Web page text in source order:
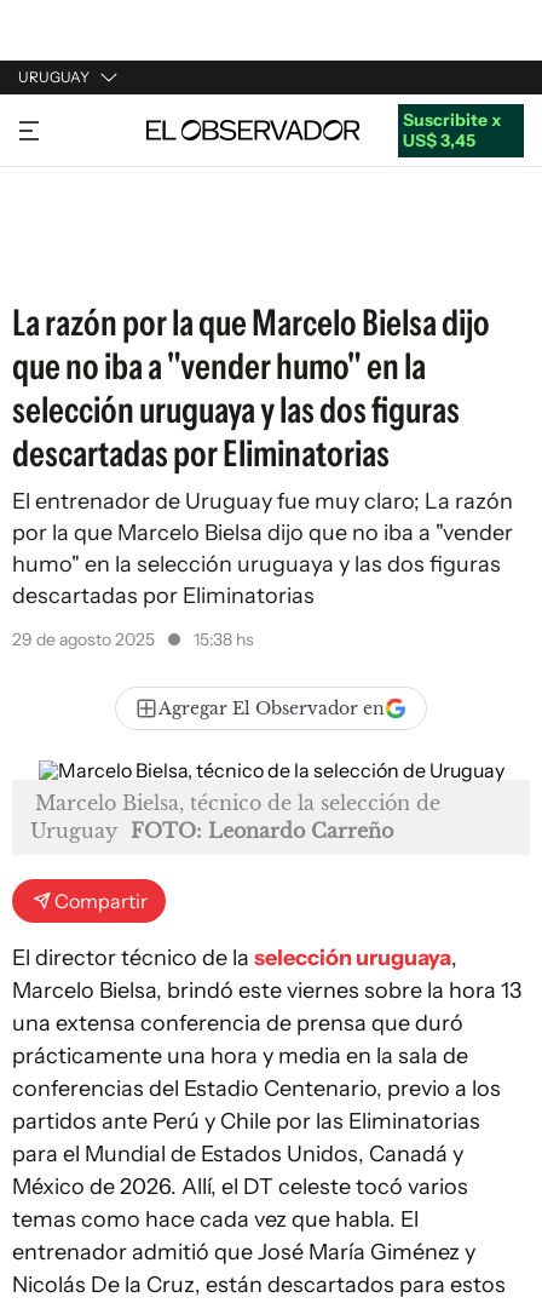
URUGUAY
URUGUAY
ARGENTINA
Suscribite x
US$ 3,45
La razón por la que Marcelo Bielsa dijo
que no iba a "vender humo" en la
selección uruguaya y las dos figuras
descartadas por Eliminatorias
El entrenador de Uruguay fue muy claro; La razón
por la que Marcelo Bielsa dijo que no iba a "vender
humo" en la selección uruguaya y las dos figuras
descartadas por Eliminatorias
29 de agosto 2025 15:38 hs
Agregar El Observador en
Marcelo Bielsa, técnico de la selección de
Uruguay FOTO: Leonardo Carreño
Compartir
El director técnico de la selección uruguaya,
Marcelo Bielsa, brindó este viernes sobre la hora 13
una extensa conferencia de prensa que duró
prácticamente una hora y media en la sala de
conferencias del Estadio Centenario, previo a los
partidos ante Perú y Chile por las Eliminatorias
para el Mundial de Estados Unidos, Canadá y
México de 2026. Allí, el DT celeste tocó varios
temas como hace cada vez que habla. El
entrenador admitió que José María Giménez y
Nicolás De la Cruz, están descartados para estos